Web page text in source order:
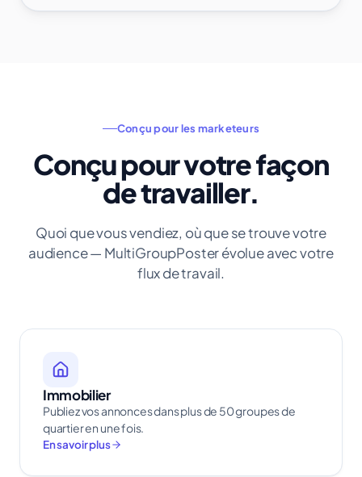
Conçu pour les marketeurs
Conçu pour votre façon
de travailler.
Quoi que vous vendiez, où que se trouve votre
audience — MultiGroupPoster évolue avec votre
flux de travail.
Immobilier
Publiez vos annonces dans plus de 50 groupes de
quartier en une fois.
En savoir plus